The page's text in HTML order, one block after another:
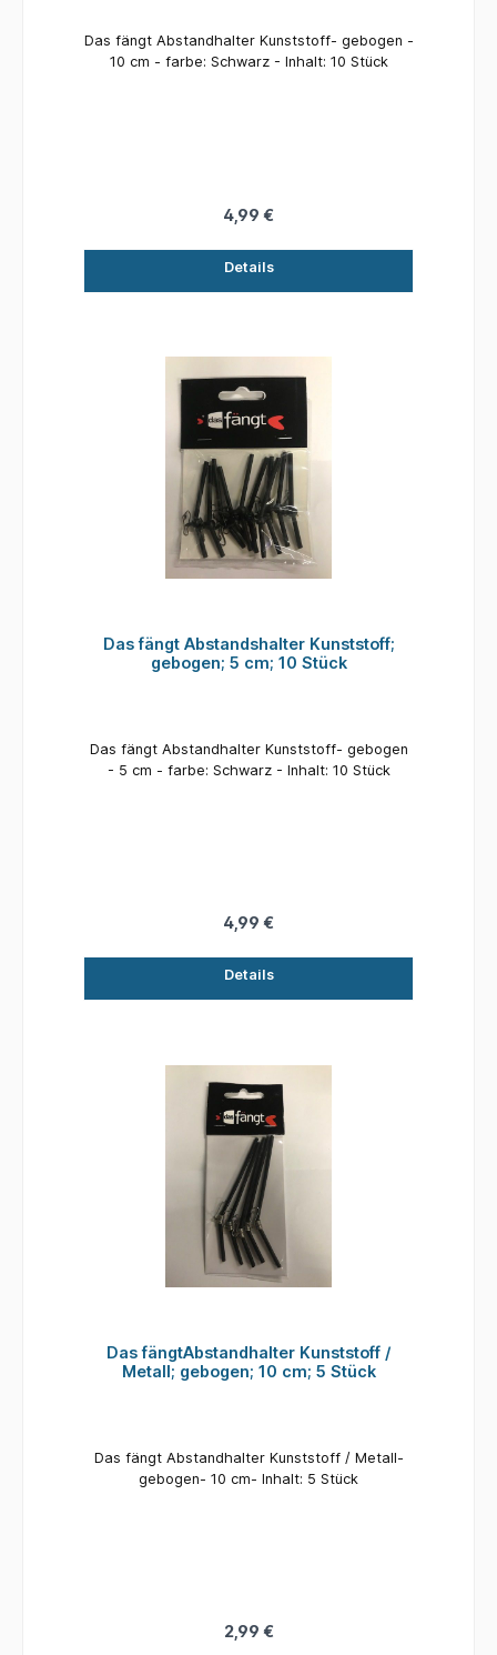
Das fängt Abstandhalter Kunststoff- gebogen -
10 cm - farbe: Schwarz - Inhalt: 10 Stück
4,99 €
Details
Das fängt Abstandshalter Kunststoff;
gebogen; 5 cm; 10 Stück
Das fängt Abstandhalter Kunststoff- gebogen
- 5 cm - farbe: Schwarz - Inhalt: 10 Stück
4,99 €
Details
Das fängtAbstandhalter Kunststoff /
Metall; gebogen; 10 cm; 5 Stück
Das fängt Abstandhalter Kunststoff / Metall-
gebogen- 10 cm- Inhalt: 5 Stück
2,99 €